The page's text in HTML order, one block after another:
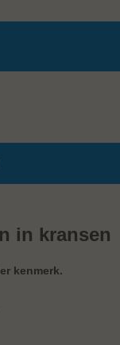
in kransen
kenmerk.​​